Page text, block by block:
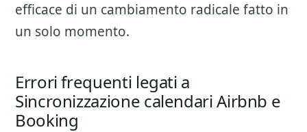
efficace di un cambiamento radicale fatto in
un solo momento.
Errori frequenti legati a
Sincronizzazione calendari Airbnb e
Booking